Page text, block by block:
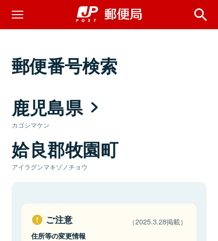
郵便番号検索
鹿児島県
カゴシマケン
姶良郡牧園町
アイラグンマキゾノチョウ
ご注意 （2025.3.28掲載）
住所等の変更情報